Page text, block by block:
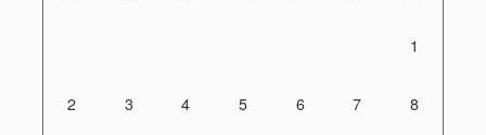
1
2 3 4 5 6 7 8